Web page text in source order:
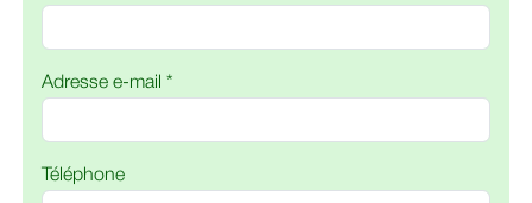
Adresse e-mail *
Téléphone